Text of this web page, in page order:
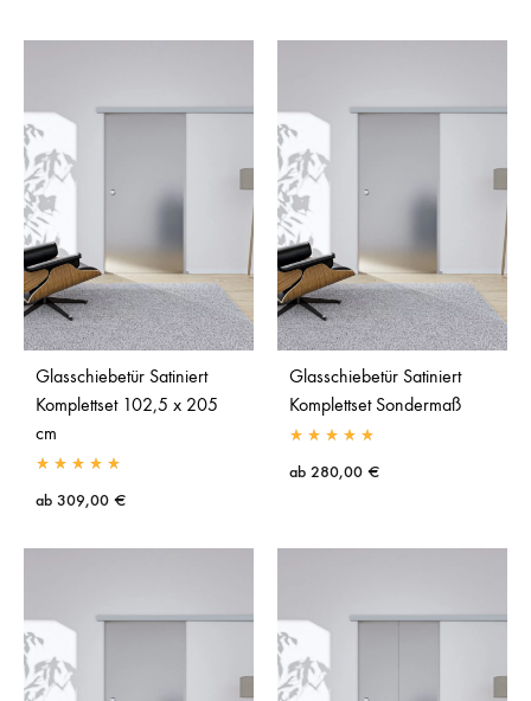
Glasschiebetür Satiniert
Komplettset 102,5 x 205
cm
ab 309,00 €
Glasschiebetür Satiniert
Komplettset Sondermaß
ab 280,00 €